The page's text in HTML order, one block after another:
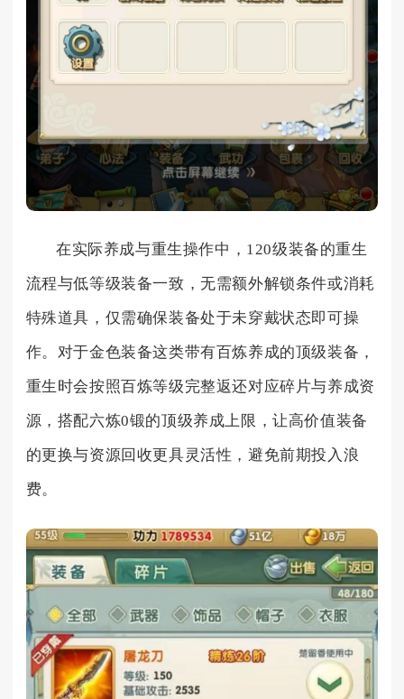
在实际养成与重生操作中，120级装备的重生
流程与低等级装备一致，无需额外解锁条件或消耗
特殊道具，仅需确保装备处于未穿戴状态即可操
作。对于金色装备这类带有百炼养成的顶级装备，
重生时会按照百炼等级完整返还对应碎片与养成资
源，搭配六炼0锻的顶级养成上限，让高价值装备
的更换与资源回收更具灵活性，避免前期投入浪
费。